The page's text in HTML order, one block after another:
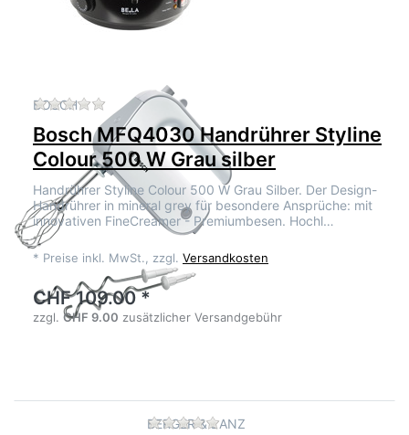
BOSCH Zu diesem Produkt liegen noch keine
Bosch MFQ4030 Handrührer Styline
Colour 500 W Grau silber
Handrührer Styline Colour 500 W Grau Silber. Der Design-
Handrührer in mineral grey für besondere Ansprüche: mit
innovativen FineCreamer - Premiumbesen. Hochl…
* Preise inkl. MwSt., zzgl. Versandkosten
CHF 109.00 *
zzgl. CHF 9.00 zusätzlicher Versandgebühr
BERGER & LANZZu diesem Produkt liegen